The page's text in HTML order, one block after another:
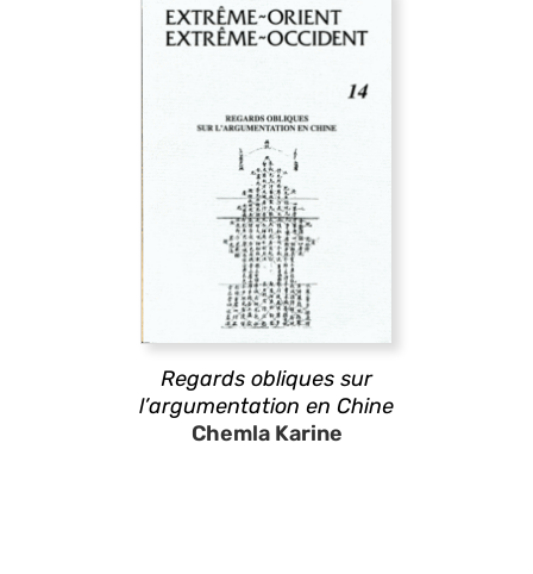
Regards obliques sur
l’argumentation en Chine
Chemla Karine